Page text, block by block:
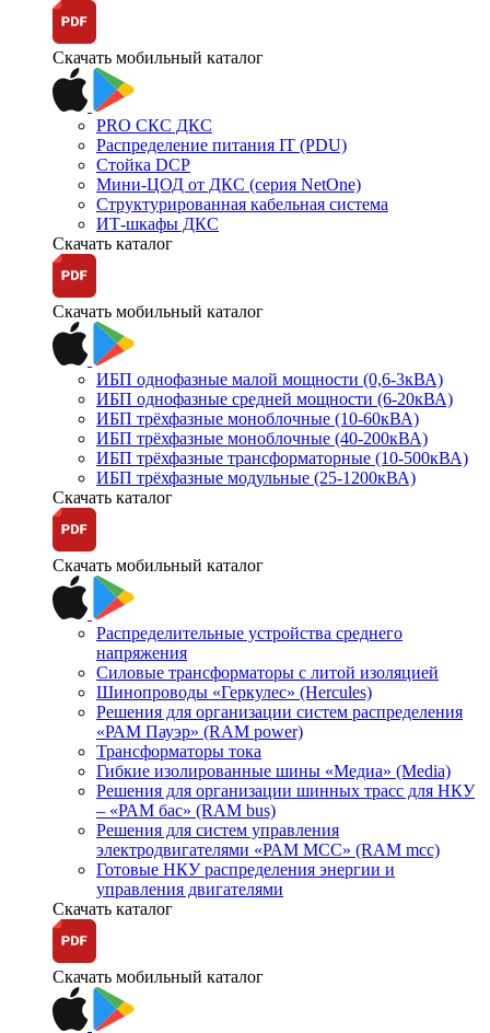
Скачать мобильный каталог
PRO СКС ДКС
Распределение питания IT (PDU)
Стойка DCP
Мини-ЦОД от ДКС (серия NetOne)
Структурированная кабельная система
ИТ-шкафы ДКС
Скачать каталог
Скачать мобильный каталог
ИБП однофазные малой мощности (0,6-3кВА)
ИБП однофазные средней мощности (6-20кВА)
ИБП трёхфазные моноблочные (10-60кВА)
ИБП трёхфазные моноблочные (40-200кВА)
ИБП трёхфазные трансформаторные (10-500кВА)
ИБП трёхфазные модульные (25-1200кВА)
Скачать каталог
Скачать мобильный каталог
Распределительные устройства среднего
напряжения
Силовые трансформаторы с литой изоляцией
Шинопроводы «Геркулес» (Hercules)
Решения для организации систем распределения
«РАМ Пауэр» (RAM power)
Трансформаторы тока
Гибкие изолированные шины «Медиа» (Media)
Решения для организации шинных трасс для НКУ
– «РАМ бас» (RAM bus)
Решения для систем управления
электродвигателями «РАМ МСС» (RAM mcc)
Готовые НКУ распределения энергии и
управления двигателями
Скачать каталог
Скачать мобильный каталог